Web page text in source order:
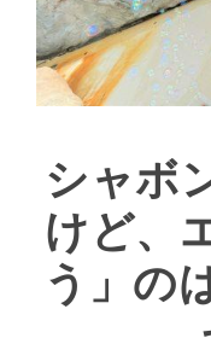
シャボ
けど、
う」の